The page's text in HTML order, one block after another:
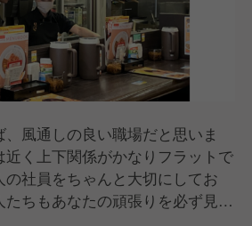
風通しの良い職場だと思いま
く上下関係がかなりフラットで
社員をちゃんと大切にしてお
たちもあなたの頑張りを必ず見つ